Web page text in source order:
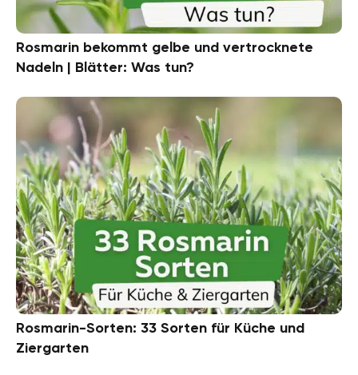
Rosmarin bekommt gelbe und vertrocknete
Nadeln | Blätter: Was tun?
Rosmarin-Sorten: 33 Sorten für Küche und
Ziergarten